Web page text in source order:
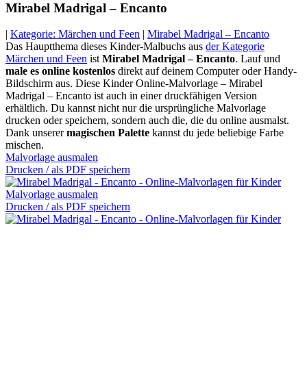
Mirabel Madrigal – Encanto
| Kategorie: Märchen und Feen | Mirabel Madrigal – Encanto
Das Hauptthema dieses Kinder-Malbuchs aus der Kategorie
Märchen und Feen istMirabel Madrigal – Encanto. Lauf und
male es online kostenlos direkt auf deinem Computer oder Handy-
Bildschirm aus. Diese Kinder Online-Malvorlage – Mirabel
Madrigal – Encanto ist auch in einer druckfähigen Version
erhältlich. Du kannst nicht nur die ursprüngliche Malvorlage
drucken oder speichern, sondern auch die, die du online ausmalst.
Dank unserermagischen Palette kannst du jede beliebige Farbe
mischen.
Malvorlage ausmalen
Drucken / als PDF speichern
Malvorlage ausmalen
Drucken / als PDF speichern